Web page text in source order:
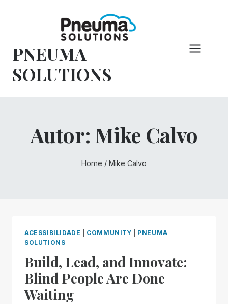
conteúdo
PNEUMA
SOLUTIONS
Autor: Mike Calvo
Home / Mike Calvo
ACESSIBILIDADE COMMUNITY
PNEUMA
SOLUTIONS
Build, Lead, and Innovate:
Blind People Are Done
Waiting